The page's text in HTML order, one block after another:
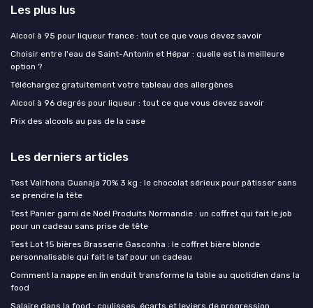
Les plus lus
Alcool à 95 pour liqueur france : tout ce que vous devez savoir
Choisir entre l'eau de Saint-Antonin et Hépar : quelle est la meilleure
option ?
Téléchargez gratuitement votre tableau des allergènes
Alcool à 96 degrés pour liqueur : tout ce que vous devez savoir
Prix des alcools au pas de la case
Les derniers articles
Test Valrhona Guanaja 70% 3 kg : le chocolat sérieux pour pâtisser sans
se prendre la tête
Test Panier garni de Noël Produits Normandie : un coffret qui fait le job
pour un cadeau sans prise de tête
Test Lot 15 bières Brasserie Gasconha : le coffret bière blonde
personnalisable qui fait le taf pour un cadeau
Comment la nappe en lin enduit transforme la table au quotidien dans la
food